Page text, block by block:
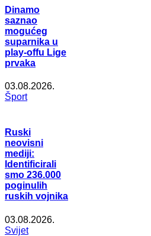
Dinamo
saznao
mogućeg
suparnika u
play-offu Lige
prvaka
03.08.2026.
Šport
Ruski
neovisni
mediji:
Identificirali
smo 236.000
poginulih
ruskih vojnika
03.08.2026.
Svijet